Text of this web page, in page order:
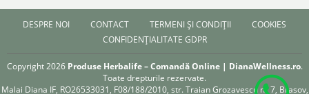
DESPRE NOI CONTACT TERMENI ȘI CONDIȚII
COOKIES
CONFIDENȚIALITATE GDPR
Copyright 2026 Produse Herbalife – Comandă Online | DianaWellness.ro.
Toate drepturile rezervate.
Malai Diana IF, RO26533031, F08/188/2010, str. Traian Grozavescu nr 7, Brasov,